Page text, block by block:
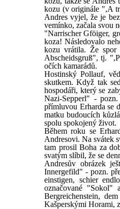
kozu (v originále ",A
Andres vyjel, že je
vemínko, začala svou
"Narrischer Gföiger,
koza! Následovalo
kozu vrátila. Že
Abscheidsgruß", tj.
očích kamarádů.
Hostinský Pollauf,
skutkem. Když tak
hospodáři, který se
Nazi-Sepperl" -
přímluvou Erharda se
matku budoucích
spolu spokojený život.
Během roku se
Andresovi. Na svátek
tam prosil Boha za
svatým slíbil, že se
Andresův obrázek
Innergefild" - pozn.
einstigen, schier
označované "Sokol"
Bergreichenstein,
Kašperskými Horami,